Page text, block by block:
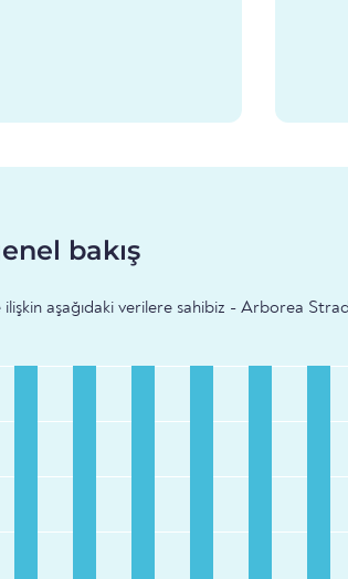
bakış
ilişkin aşağıdaki verilere sahibiz - Arborea